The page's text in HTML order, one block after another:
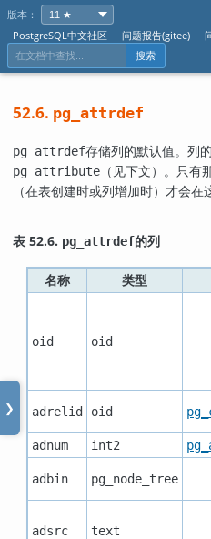
版本：
PostgreSQL中文社区
问题报告(gitee)
搜索
❯
52.6. pg_attrdef
pg_attrdef存储列的默认值。列
pg_attribute （见下文）。只
（在表创建时或列增加时）才会在
表 52.6. pg_attrdef的列
名称 类型
oid oid
adrelid oid
adnum int2
adbin pg_node_tree
adsrc text